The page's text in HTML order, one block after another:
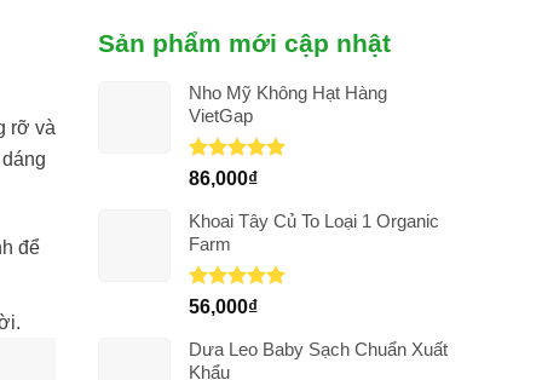
rỡ và
để
Sản phẩm mới cập nhật
Nho Mỹ Không Hạt Hàng
VietGap
Được xếp
5 sao
86,000₫
Khoai Tây Củ To Loại 1 Organic
Farm
Được xếp
5 sao
56,000₫
Dưa Leo Baby Sạch Chuẩn Xuất
Khẩu